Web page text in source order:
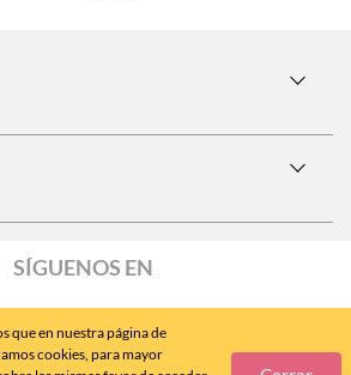
que en nuestra página de
cookies, para mayor
SÍGUENOS EN